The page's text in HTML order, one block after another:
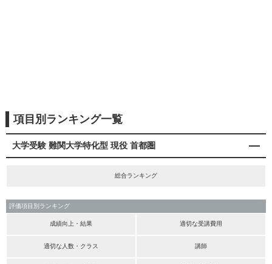
項目別ランキング一覧
大学受験 難関大学特化型 現役 首都圏
総合ランキング
評価項目別ランキング
成績向上・結果 適切な受講費用
適切な人数・クラス 講師